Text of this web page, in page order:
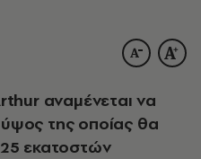
αναμένεται να
της οποίας θα
εκατοστών